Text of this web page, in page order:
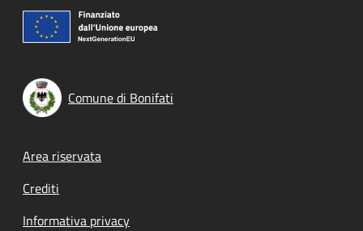
Comune di Bonifati
Footer menu
Area riservata
Crediti
Informativa privacy